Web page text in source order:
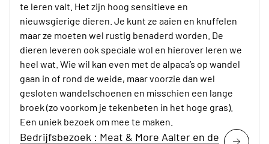
te leren valt. Het zijn hoog sensitieve en
nieuwsgierige dieren. Je kunt ze aaien en knuffelen
maar ze moeten wel rustig benaderd worden. De
dieren leveren ook speciale wol en hierover leren we
heel wat. Wie wil kan even met de alpaca’s op wandel
gaan in of rond de weide, maar voorzie dan wel
gesloten wandelschoenen en misschien een lange
broek (zo voorkom je tekenbeten in het hoge gras).
Een uniek bezoek om mee te maken.
Bedrijfsbezoek : Meat & More Aalter en de